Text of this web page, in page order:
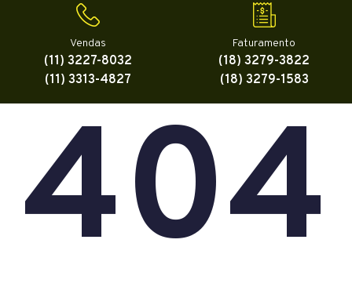
Vendas
(11) 3227-8032
(11) 3313-4827
Faturamento
(18) 3279-3822
(18) 3279-1583
404